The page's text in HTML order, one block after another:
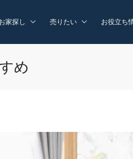
家探し 売りたい お役立ち
め